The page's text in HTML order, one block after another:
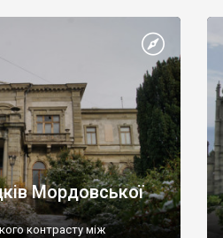
Мордовської
контрасту між